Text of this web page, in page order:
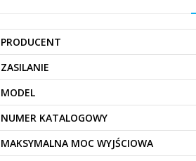
PRODUCENT
ZASILANIE
MODEL
NUMER KATALOGOWY
MAKSYMALNA MOC WYJŚCIOWA